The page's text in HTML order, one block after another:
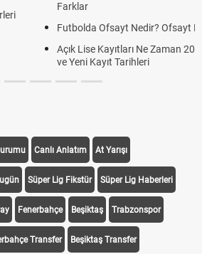
Ofsayt Nasıl ve Neden Olur?
Zaman 2026? AÖL 2. Dönem Kayıt Yenileme
Canlı Anlatım At Yarışı
Süper Lig Fikstür Süper Lig Haberleri
Fenerbahçe Beşiktaş Trabzonspor
Transfer Beşiktaş Transfer